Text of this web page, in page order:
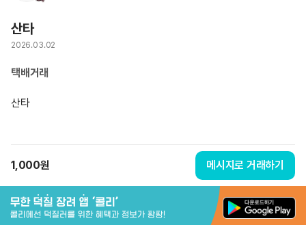
산타
2026.03.02
택배거래
산타
1,000원 메시지로 거래하기